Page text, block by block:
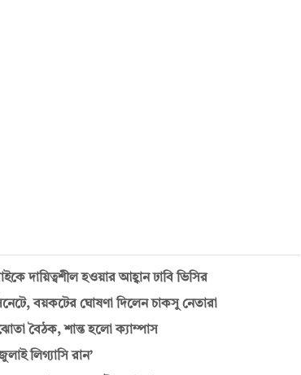
দায়িত্বশীল হওয়ার আহ্বান ঢাবি ভিসির
বয়কটের ঘোষণা দিলেন চাকসু নেতারা
বৈঠক, শান্ত হলো ক্যাম্পাস
লিগ্যাসি রান’